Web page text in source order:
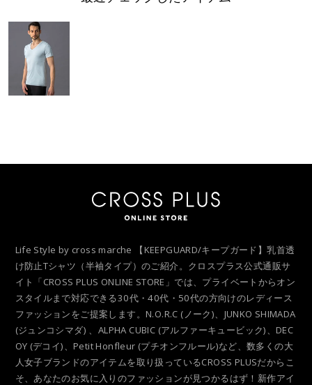
Life Style by cross marche 【KEEPGUARD/キープガード】乳首透
け防止Tシャツ（半袖タイプ）のご紹介。クロスプラス公式通販サ
イト「CROSS PLUS ONLINE STORE」では、プライベートからオン
スタイルまで対応できる30代・40代・50代の方向けのレディース
ファッションをご提案します。N.O.R.C (ノーク)、JUNKO SHIMADA
(ジュンコシマダ) 、ALPHA CUBIC (アルファーキュービック)、DEC
OY (デコイ)、Petit Honfleur (プチオンフルール)など、数多くの大
人女子ブランドのアイテムを取り扱っているCROSS PLUSだからこ
そ、あなたのお気に入りのファッションが見つかるはず！新作アイ